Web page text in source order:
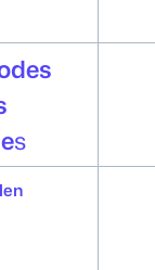
s